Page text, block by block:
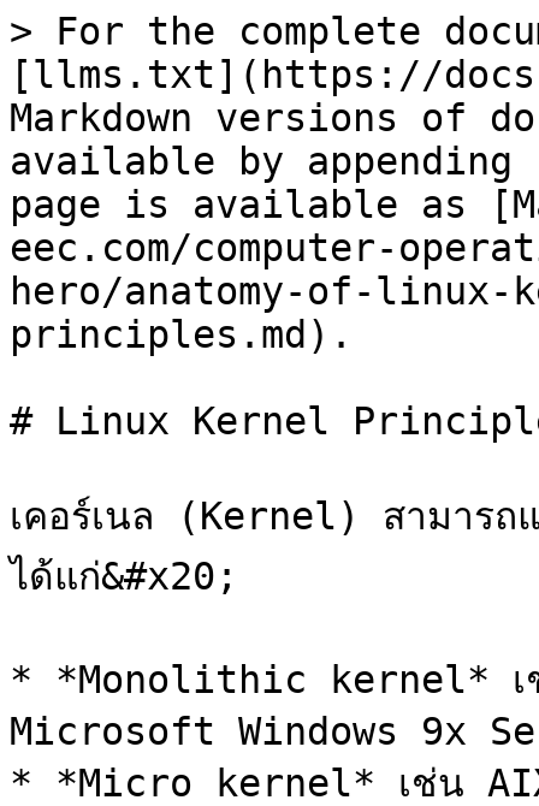
> For the complete
[llms.txt](https://
Markdown versions of
available by
page is available as
eec.com/computer-
hero/anatomy-of-
principles.md).
# Linux Kernel
เคอร์เนล (Kernel) สามารถ
ได้แก่&#x20;
* *Monolithic kernel* เ
Microsoft Windows 9x
* *Micro kernel* เช่น